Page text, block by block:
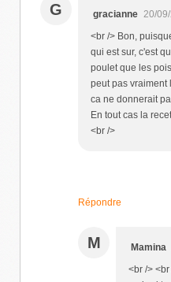
G gracianne 20/
<br /> Bon,
qui est sur, c'est
poulet que les
peut pas vraiment
ca ne donnerait
En tout cas la
<br />
Répondre
M Mamina
<br />